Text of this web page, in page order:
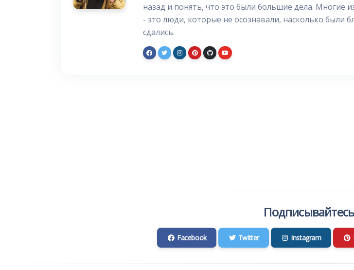
назад и понять, что это были большие дела. Многие
- это люди, которые не осознавали, насколько были
сдались.
Facebook Twitter Instagram